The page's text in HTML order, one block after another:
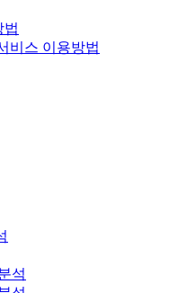
법
비스 이용방법
석